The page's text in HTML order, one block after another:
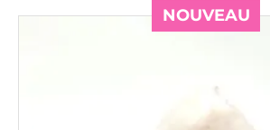
NOUVEAU
NOUVEAU